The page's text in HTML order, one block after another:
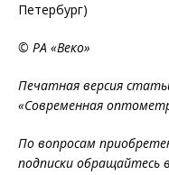
Петербург)
© РА «Веко»
Печатная версия
«Современная
По вопросам
подписки обращайтесь